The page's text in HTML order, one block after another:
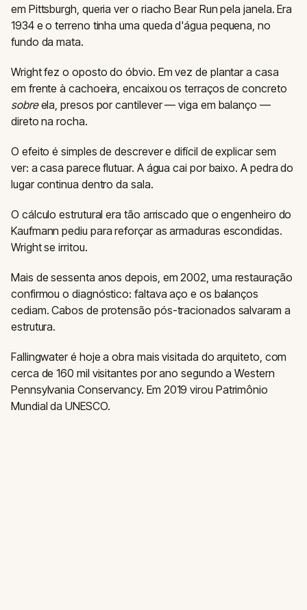
em Pittsburgh, queria ver o riacho Bear Run pela janela. Era
1934 e o terreno tinha uma queda d'água pequena, no
fundo da mata.
Wright fez o oposto do óbvio. Em vez de plantar a casa
em frente à cachoeira, encaixou os terraços de concreto
sobreela, presos por cantilever — viga em balanço —
direto na rocha.
O efeito é simples de descrever e difícil de explicar sem
ver: a casa parece flutuar. A água cai por baixo. A pedra do
lugar continua dentro da sala.
O cálculo estrutural era tão arriscado que o engenheiro do
Kaufmann pediu para reforçar as armaduras escondidas.
Wright se irritou.
Mais de sessenta anos depois, em 2002, uma restauração
confirmou o diagnóstico: faltava aço e os balanços
cediam. Cabos de protensão pós-tracionados salvaram a
estrutura.
Fallingwater é hoje a obra mais visitada do arquiteto, com
cerca de 160 mil visitantes por ano segundo a Western
Pennsylvania Conservancy. Em 2019 virou Patrimônio
Mundial da UNESCO.